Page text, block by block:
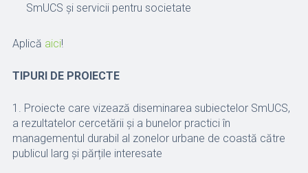
SmUCS și servicii pentru societate
Aplică aici!
TIPURI DE PROIECTE
1. Proiecte care vizează diseminarea subiectelor SmUCS,
a rezultatelor cercetării și a bunelor practici în
managementul durabil al zonelor urbane de coastă către
publicul larg și părțile interesate